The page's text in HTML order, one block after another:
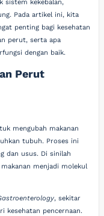
sistem kekebalan,
Pada artikel ini, kita
penting bagi kesehatan
perut, serta apa
dengan baik.
Perut
mengubah makanan
tubuh. Proses ini
dan usus. Di sinilah
menjadi molekul
, sekitar
kesehatan pencernaan.